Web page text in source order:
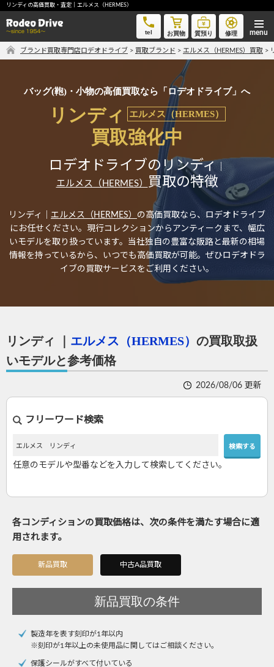
リンディの高価買取・査定｜エルメス（HERMES）
tel お買物 質預り 修理
リンディの高価買取・査定｜エルメス（HERMES）
気軽に買取価格を知りたい方におすすめ
無料LINE査定
ご自宅にいながら品物を売りたい方へ
宅配買取申込
手間なく安全に売りたい方へ
出張買取申込
買取ブランド
買取実績
修理
Instagram
電話で相談する メールで相談する
ブランド買取専門店ロデオドライブ > 買取ブランド > エルメス（HERMES）買取 >
バッグ(鞄)・小物の高価買取なら「ロデオドライブ」へ
リンディ エルメス（HERMES）
買取強化中
ロデオドライブのリンディ｜
エルメス（HERMES）
買取の特徴
リンディ｜ エルメス（HERMES） の高価買取なら、ロデオドライブ
にお任せください。現行コレクションからアンティークまで、幅広
いモデルを取り扱っています。当社独自の豊富な販路と最新の相場
情報を持っているから、いつでも高価買取が可能。ぜひロデオドラ
イブの買取サービスをご利用ください。
リンディ エルメス（HERMES） の買取取扱
いモデルと参考価格
2026/08/06 更新
フリーワード検索
任意のモデルや型番などを入力して検索してください。
各コンディションの買取価格は、次の条件を満たす場合に適
用されます。
新品買取 中古A品買取
新品買取の条件
製造年を表す刻印が1年以内
※刻印が1年以上の未使用品に関してはご相談ください。
保護シールがすべて付いている